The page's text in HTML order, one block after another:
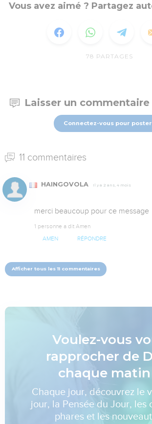
Vous avez aimé ? Partagez
78 PARTAGES
Laisser un commentaire
Connectez-vous pour
11 commentaires
HAINGOVOLA Il y a 2 ans, 4 mois
merci beaucoup pour ce message
1 personne a dit Amen
AMEN RÉPONDRE
Afficher tous les 11 commentaires
Voulez-vous
rapprocher de
chaque matin
Chaque jour, découvrez le
jour, la Pensée du Jour, les
phares et les